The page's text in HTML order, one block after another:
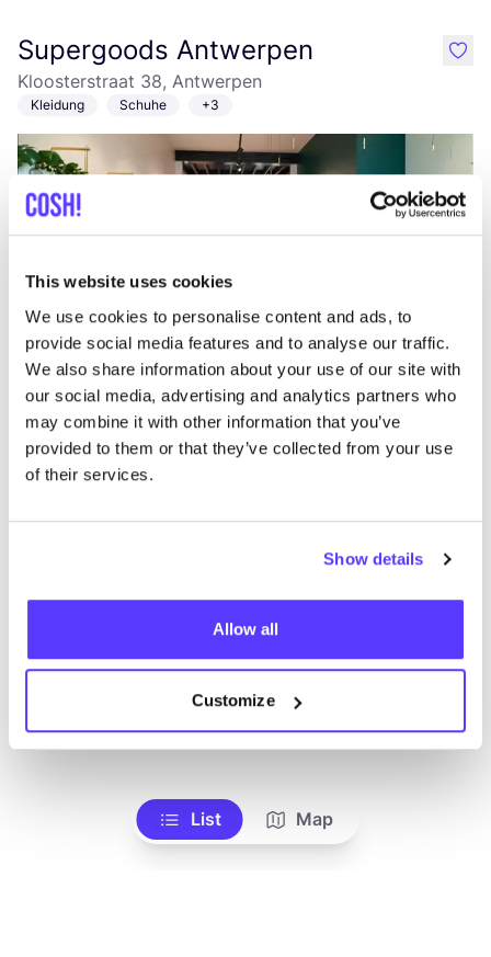
This website uses cookies
We use cookies to personalise content and ads, to
provide social media features and to analyse our traffic.
We also share information about your use of our site with
our social media, advertising and analytics partners who
may combine it with other information that you’ve
provided to them or that they’ve collected from your use
of their services.
Show details
Allow all
Customize
Supergoods Antwerpen
Kloosterstraat 38, Antwerpen
Kleidung Schuhe +3
Zur Route hinzufügen Besuche Webshop
like
Sofie Darche Store
Kloosterstraat 23, Antwerpen
Accessoires
Zur Route hinzufügen Besuche Webshop
List Map